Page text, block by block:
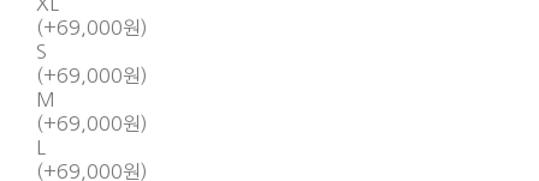
(+69,000원)
S
(+69,000원)
M
(+69,000원)
(+69,000원)